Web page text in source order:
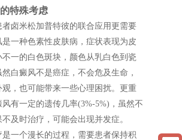
特殊考虑
者卤米松加普特彼的联合应用更需要
一种色素性皮肤病，症状表现为皮
不一的白色斑块，颜色从乳白色到瓷
白癜风不是癌症，不会危及生命，
，也可能带来一些心理困扰。更重
有一定的遗传几率(3%-5%)，虽然不
及时治疗，可能会出现并发症。
是一个漫长的过程，需要患者保持积